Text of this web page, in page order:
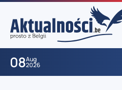
08Aug
2026